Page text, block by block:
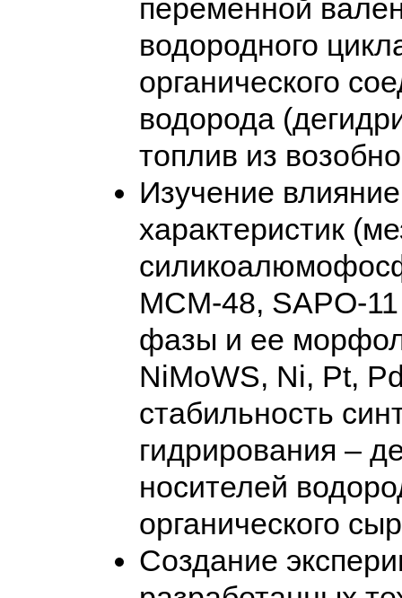
переменной
водородного
органического
водорода
топлив из
Изучение
характеристик
MCM-48, SAPO-
фазы и ее
NiMoWS, Ni, Pt,
стабильность
гидрирования –
носителей
органического
Создание